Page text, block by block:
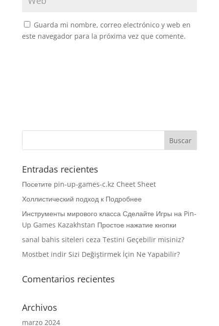
Guarda mi nombre, correo electrónico y web en
este navegador para la próxima vez que comente.
Entradas recientes
Посетите pin-up-games-c.kz Cheet Sheet
Холлистический подход к Подробнее
Инструменты мирового класса Сделайте Игры на Pin-
Up Games Kazakhstan Простое нажатие кнопки
sanal bahis siteleri ceza Testini Geçebilir misiniz?
Mostbet indir Sizi Değiştirmek İçin Ne Yapabilir?
Comentarios recientes
Archivos
marzo 2024